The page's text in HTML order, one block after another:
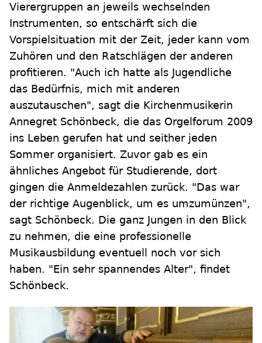
Vierergruppen an jeweils wechselnden
Instrumenten, so entschärft sich die
Vorspielsituation mit der Zeit, jeder kann vom
Zuhören und den Ratschlägen der anderen
profitieren. "Auch ich hatte als Jugendliche
das Bedürfnis, mich mit anderen
auszutauschen", sagt die Kirchenmusikerin
Annegret Schönbeck, die das Orgelforum 2009
ins Leben gerufen hat und seither jeden
Sommer organisiert. Zuvor gab es ein
ähnliches Angebot für Studierende, dort
gingen die Anmeldezahlen zurück. "Das war
der richtige Augenblick, um es umzumünzen",
sagt Schönbeck. Die ganz Jungen in den Blick
zu nehmen, die eine professionelle
Musikausbildung eventuell noch vor sich
haben. "Ein sehr spannendes Alter", findet
Schönbeck.